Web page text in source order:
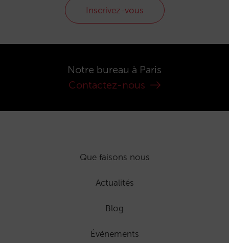
Inscrivez-vous
Notre bureau à Paris
Contactez-nous
Que faisons nous
Actualités
Blog
Événements